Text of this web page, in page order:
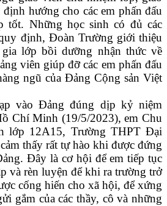
hướng cho các em phấn đấu
tốt. Những học sinh có đủ các
định, Đoàn Trường giới thiệu
lớp bồi dưỡng nhận thức về
viên giúp đỡ các em phấn đấu
ngũ của Đảng Cộng sản Việt
vào Đảng đúng dịp kỷ niệm
Chí Minh (19/5/2023), em Chu
lớp 12A15, Trường THPT Đại
thấy rất tự hào khi được đứng
Đây là cơ hội để em tiếp tục
và rèn luyện để khi ra trường trở
cống hiến cho xã hội, để xứng
gắm của các thầy, cô và những